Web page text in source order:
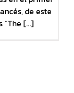
de este
“The […]